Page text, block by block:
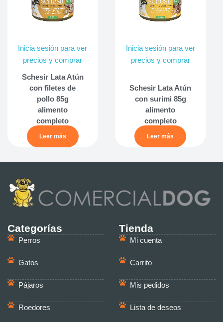
Inicia sesión para ver
precios y comprar
Schesir Lata Atún
con filetes de
pollo 85g
alimento
completo
Leer más
Inicia sesión para ver
precios y comprar
Schesir Lata Atún
con surimi 85g
alimento
completo
Leer más
Categorías
Perros
Gatos
Pájaros
Roedores
Tienda
Mi cuenta
Carrito
Mis pedidos
Lista de deseos